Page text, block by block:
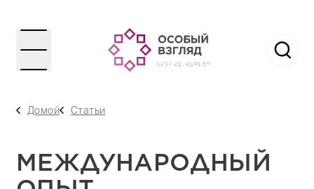
Домой Статьи
МЕЖДУНАРОДНЫЙ